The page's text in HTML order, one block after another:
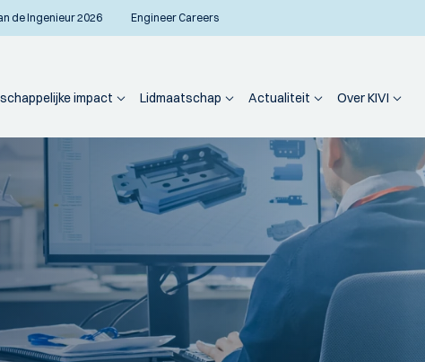
de Ingenieur 2026 Engineer Careers
impact Lidmaatschap Actualiteit Over KIVI